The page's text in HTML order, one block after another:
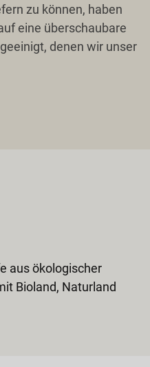
zu können, haben
eine überschaubare
denen wir unser
aus ökologischer
Bioland, Naturland